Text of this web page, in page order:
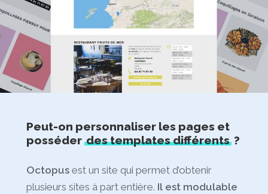
Peut-on personnaliser les pages et
posséder des templates différents?
Octopusest un site qui permet d’obtenir
plusieurs sites à part entière. Il est modulable